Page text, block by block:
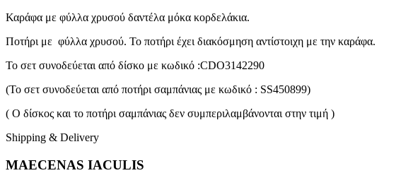
Καράφα με φύλλα χρυσού δαντέλα μόκα κορδελάκια.
Ποτήρι με φύλλα χρυσού. Το ποτήρι έχει διακόσμηση αντίστοιχη με την καράφα.
Το σετ συνοδεύεται από δίσκο με κωδικό :CDO3142290
(Το σετ συνοδεύεται από ποτήρι σαμπάνιας με κωδικό : SS450899)
( Ο δίσκος και το ποτήρι σαμπάνιας δεν συμπεριλαμβάνονται στην τιμή )
Shipping & Delivery
MAECENAS IACULIS